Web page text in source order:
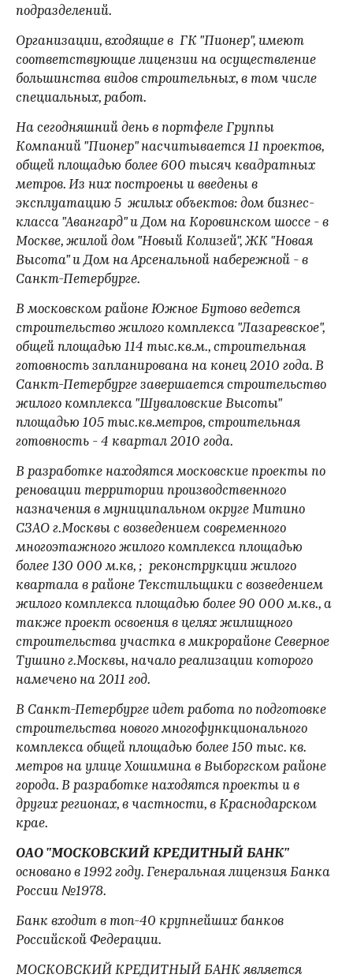
подразделений.
Организации, входящие в ГК "Пионер", имеют
соответствующие лицензии на осуществление
большинства видов строительных, в том числе
специальных, работ.
На сегодняшний день в портфеле Группы
Компаний "Пионер" насчитывается 11 проектов,
общей площадью более 600 тысяч квадратных
метров. Из них построены и введены в
эксплуатацию 5 жилых объектов: дом бизнес-
класса "Авангард" и Дом на Коровинском шоссе - в
Москве, жилой дом "Новый Колизей", ЖК "Новая
Высота" и Дом на Арсенальной набережной - в
Санкт-Петербурге.
В московском районе Южное Бутово ведется
строительство жилого комплекса "Лазаревское",
общей площадью 114 тыс.кв.м., строительная
готовность запланирована на конец 2010 года. В
Санкт-Петербурге завершается строительство
жилого комплекса "Шуваловские Высоты"
площадью 105 тыс.кв.метров, строительная
готовность - 4 квартал 2010 года.
В разработке находятся московские проекты по
реновации территории производственного
назначения в муниципальном округе Митино
СЗАО г.Москвы с возведением современного
многоэтажного жилого комплекса площадью
более 130 000 м.кв, ; реконструкции жилого
квартала в районе Текстильщики с возведением
жилого комплекса площадью более 90 000 м.кв., а
также проект освоения в целях жилищного
строительства участка в микрорайоне Северное
Тушино г.Москвы, начало реализации которого
намечено на 2011 год.
В Санкт-Петербурге идет работа по подготовке
строительства нового многофункционального
комплекса общей площадью более 150 тыс. кв.
метров на улице Хошимина в Выборгском районе
города. В разработке находятся проекты и в
других регионах, в частности, в Краснодарском
крае.
ОАО "МОСКОВСКИЙ КРЕДИТНЫЙ БАНК"
основано в 1992 году. Генеральная лицензия Банка
России №1978.
Банк входит в топ-40 крупнейших банков
Российской Федерации.
МОСКОВСКИЙ КРЕДИТНЫЙ БАНК является